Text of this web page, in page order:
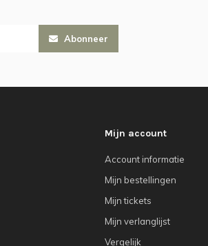
Abonneer
Mijn account
Account informatie
Mijn bestellingen
Mijn tickets
Mijn verlanglijst
Vergelijk